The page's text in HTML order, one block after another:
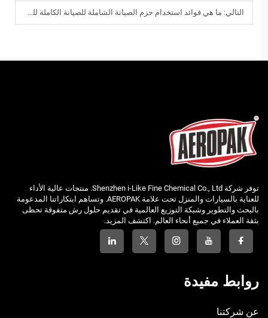
التالي: ما هي فوائد استخدام حزم الصيانة الشاملة للصيانة الكاملة للمركبة؟
توفر شركة Shenzhen i-Like Fine Chemical Co., Ltd. منتجات عالية الأداء
للعناية بالسيارات والمنزل تحت علامة AEROPAK. وتساهم ابتكاراتنا المدعومة
بالبحث والتطوير وشبكة التوزيع العالمية في تقديم حلول رش متفوقة تحظى
بثقة العملاء في جميع أنحاء العالم. اكتشف المزيد.
روابط مفيدة
عن شركتنا